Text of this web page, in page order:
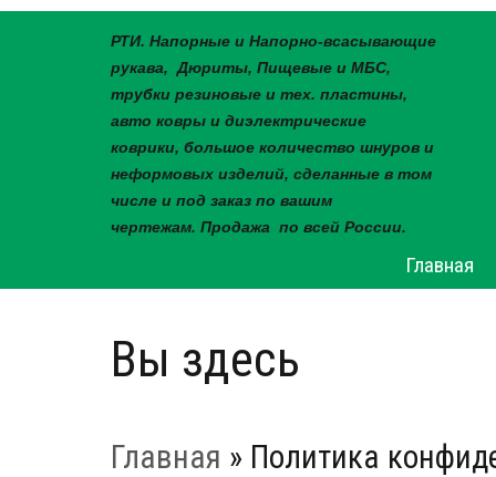
РТИ. Напорные и Напорно-всасывающие
рукава, Дюриты, Пищевые и МБС,
трубки резиновые и тех. пластины,
авто ковры и диэлектрические
коврики, большое количество шнуров и
неформовых изделий, сделанные в том
числе и под заказ по вашим
чертежам. Продажа по всей России.
Главная
Вы здесь
Главная » Политика